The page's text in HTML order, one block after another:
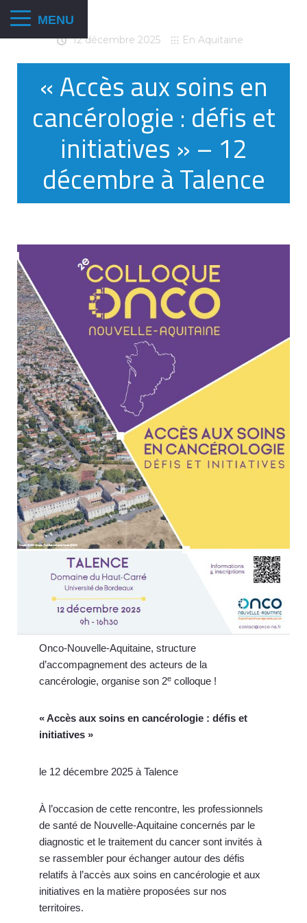
12 décembre 2025 En Aquitaine
« Accès aux soins en
cancérologie : défis et
initiatives » – 12
décembre à Talence
Onco-Nouvelle-Aquitaine, structure
d’accompagnement des acteurs de la
cancérologie, organise son 2ecolloque !
« Accès aux soins en cancérologie : défis et
initiatives »
le 12 décembre 2025 à Talence
À l’occasion de cette rencontre, les professionnels
de santé de Nouvelle-Aquitaine concernés par le
diagnostic et le traitement du cancer sont invités à
se rassembler pour échanger autour des défis
relatifs à l’accès aux soins en cancérologie et aux
initiatives en la matière proposées sur nos
territoires.